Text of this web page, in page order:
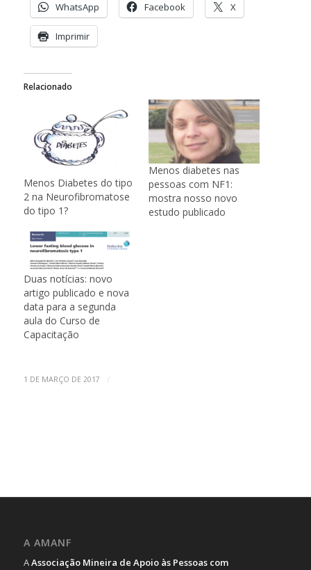
WhatsApp Facebook X
Imprimir
Relacionado
Menos Diabetes do tipo
2 na Neurofibromatose
do tipo 1?
Menos diabetes nas
pessoas com NF1:
mostra nosso novo
estudo publicado
Duas notícias: novo
artigo publicado e nova
data para a segunda
aula do Curso de
Capacitação
1 DE MARÇO DE 2017 /
A AMANF
AAssociação Mineira de Apoio às Pessoas com